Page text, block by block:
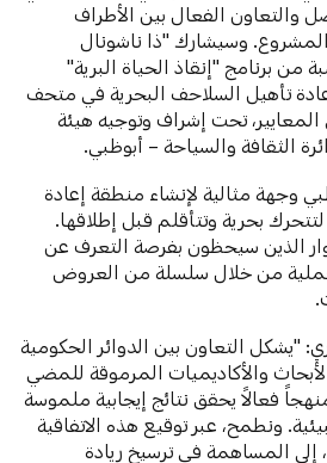
والتعاون الفعال بين الأطراف
وسيشارك "ذا ناشونال
من برنامج "إنقاذ الحياة البرية"
تأهيل السلاحف البحرية في متحف
المعايير، تحت إشراف وتوجيه هيئة
الثقافة والسياحة – أبوظبي.
وجهة مثالية لإنشاء منطقة إعادة
بحرية وتتأقلم قبل إطلاقها.
الذين سيحظون بفرصة التعرف عن
من خلال سلسلة من العروض
"يشكل التعاون بين الدوائر الحكومية
والأكاديميات المرموقة للمضي
فعالاً يحقق نتائج إيجابية ملموسة
ونطمح، عبر توقيع هذه الاتفاقية
إلى المساهمة في ترسيخ ريادة